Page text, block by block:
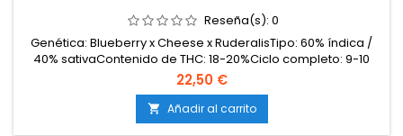
Reseña(s): 0
Genética: Blueberry x Cheese x RuderalisTipo: 60% índica /
40% sativaContenido de THC: 18-20%Ciclo completo: 9-10
semanas desde germinaciónProducción en interior: 350-
450 g/m²Producción en exterior: 60-120 g/plantaAltura: 70-
100 cm en interior; hasta 120 cm en exteriorAromas y
sabores: Dulces y afrutados con notas cremosas y...
22,50 €
 Añadir al carrito